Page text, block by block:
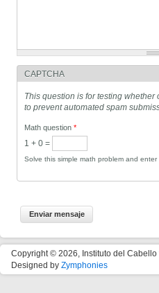
CAPTCHA
This question is for testing
to prevent automated spam
Math question*
1 + 0 =
Solve this simple math problem and
Copyright © 2026, Instituto del Cabello
Designed byZymphonies